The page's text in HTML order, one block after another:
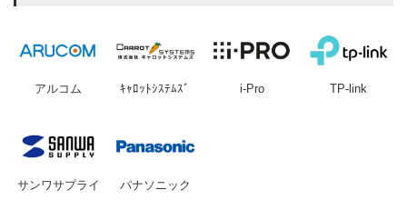
アルコム ｷｬﾛｯﾄｼｽﾃﾑｽﾞ i-Pro TP-link
サンワサプライ パナソニック